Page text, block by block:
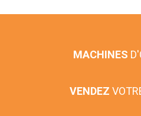
MACHINES
VENDEZ